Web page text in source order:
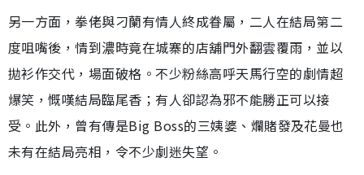
另一方面，拳佬與刁蘭有情人終成眷屬，二人在結局第二
度咀嘴後，情到濃時竟在城寨的店舖門外翻雲覆雨，並以
拋衫作交代，場面破格。不少粉絲高呼天馬行空的劇情超
爆笑，慨嘆結局臨尾香；有人卻認為邪不能勝正可以接
受。此外，曾有傳是Big Boss的三姨婆、爛賭發及花曼也
未有在結局亮相，令不少劇迷失望。